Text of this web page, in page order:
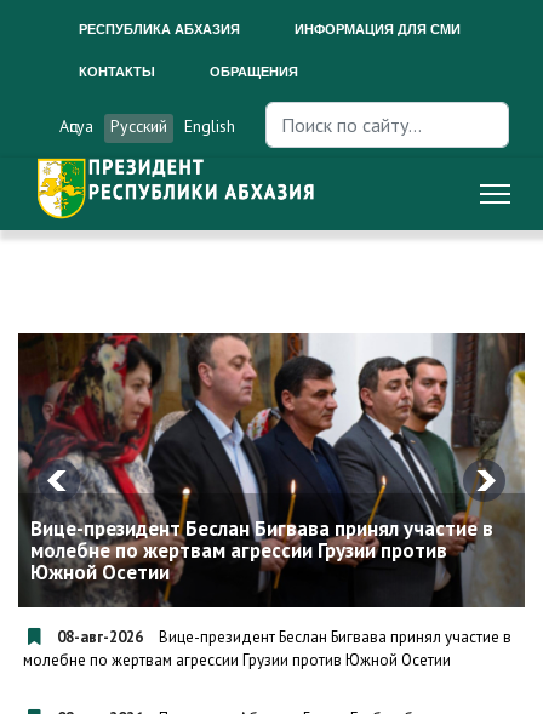
РЕСПУБЛИКА АБХАЗИЯ ИНФОРМАЦИЯ ДЛЯ СМИ
КОНТАКТЫ ОБРАЩЕНИЯ
Аԥсуа Русский English
Вице-президент Беслан Бигвава принял участие в
молебне по жертвам агрессии Грузии против
Южной Осетии
08-авг-2026
Вице-президент Беслан Бигвава принял участие в
молебне по жертвам агрессии Грузии против Южной Осетии